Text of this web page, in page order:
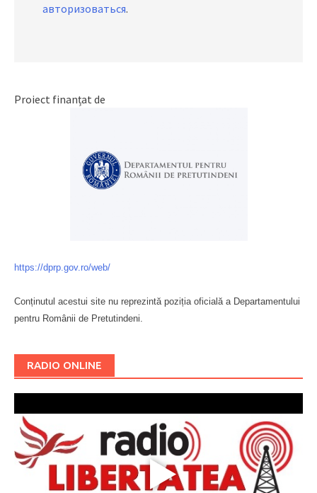
авторизоваться.
Proiect finanțat de
https://dprp.gov.ro/web/
Conținutul acestui site nu reprezintă poziția oficială a Departamentului
pentru Românii de Pretutindeni.
RADIO ONLINE